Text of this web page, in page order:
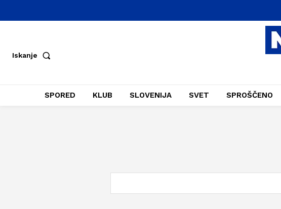
Iskanje
SPORED KLUB SLOVENIJA SVET SPROŠČENO